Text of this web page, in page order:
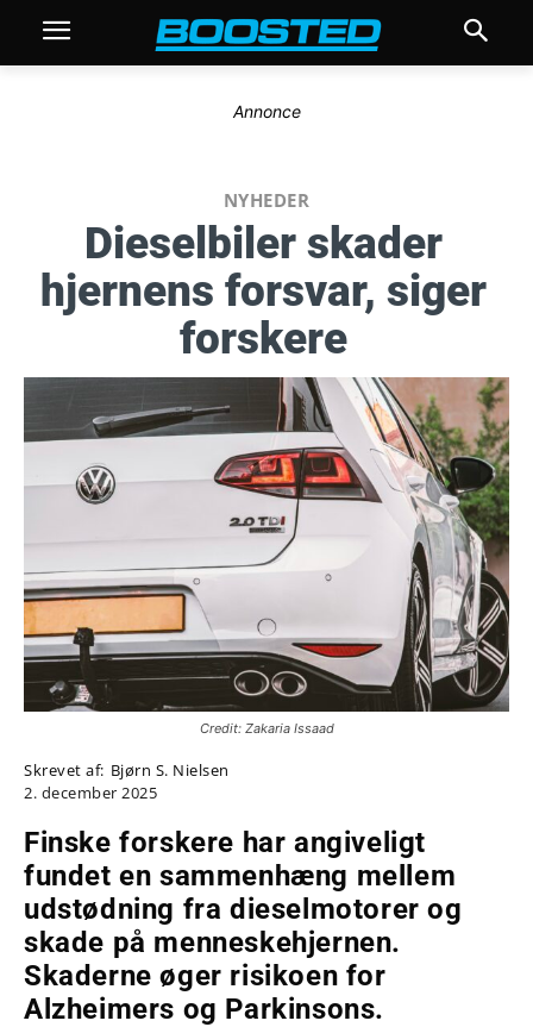
Annonce
NYHEDER
Dieselbiler skader
hjernens forsvar, siger
forskere
Credit: Zakaria Issaad
Skrevet af: Bjørn S. Nielsen
2. december 2025
Finske forskere har angiveligt
fundet en sammenhæng mellem
udstødning fra dieselmotorer og
skade på menneskehjernen.
Skaderne øger risikoen for
Alzheimers og Parkinsons.